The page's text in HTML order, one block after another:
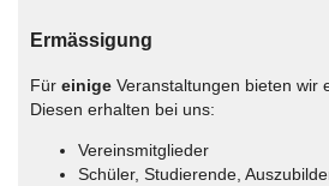
Ermässigung
Für einige Veranstaltungen bieten wir
Diesen erhalten bei uns:
Vereinsmitglieder
Schüler, Studierende,